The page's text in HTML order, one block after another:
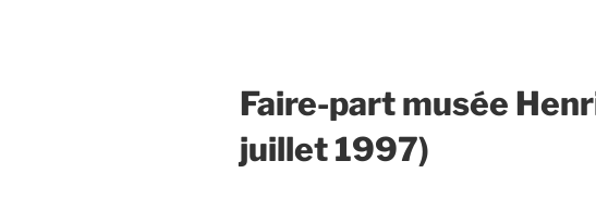
Faire-part musée
juillet 1997)